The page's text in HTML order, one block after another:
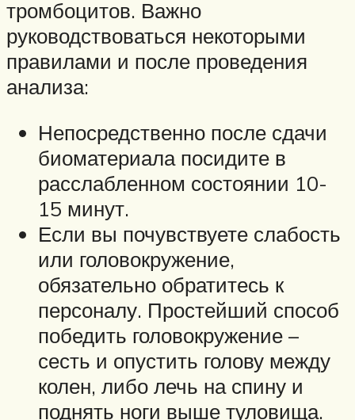
тромбоцитов. Важно
руководствоваться некоторыми
правилами и после проведения
анализа:
Непосредственно после сдачи
биоматериала посидите в
расслабленном состоянии 10-
15 минут.
Если вы почувствуете слабость
или головокружение,
обязательно обратитесь к
персоналу. Простейший способ
победить головокружение –
сесть и опустить голову между
колен, либо лечь на спину и
поднять ноги выше туловища.